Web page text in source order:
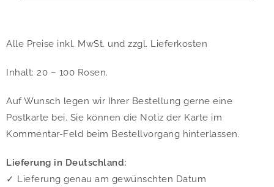
Alle Preise inkl. MwSt. und zzgl. Lieferkosten
Inhalt: 20 – 100 Rosen.
Auf Wunsch legen wir Ihrer Bestellung gerne eine
Postkarte bei. Sie können die Notiz der Karte im
Kommentar-Feld beim Bestellvorgang hinterlassen.
Lieferung in Deutschland:
✓ Lieferung genau am gewünschten Datum